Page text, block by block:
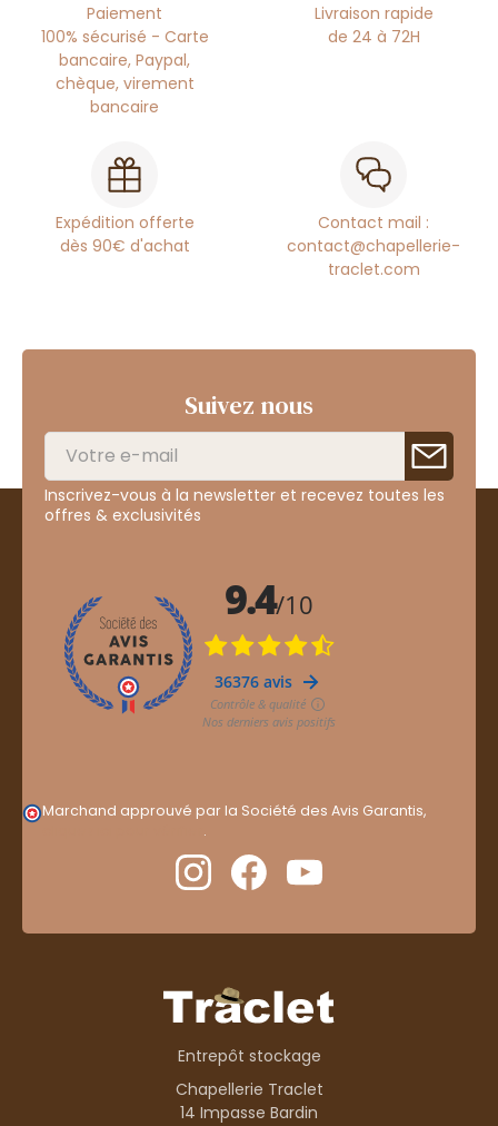
Paiement
100% sécurisé - Carte
bancaire, Paypal,
chèque, virement
bancaire
Livraison rapide
de 24 à 72H
Expédition offerte
dès 90€ d'achat
Contact mail :
contact@chapellerie-
traclet.com
Suivez nous
Inscrivez-vous à la newsletter et recevez toutes les
offres & exclusivités
Marchand approuvé par la Société des Avis Garantis,
.
Entrepôt stockage
Chapellerie Traclet
14 Impasse Bardin